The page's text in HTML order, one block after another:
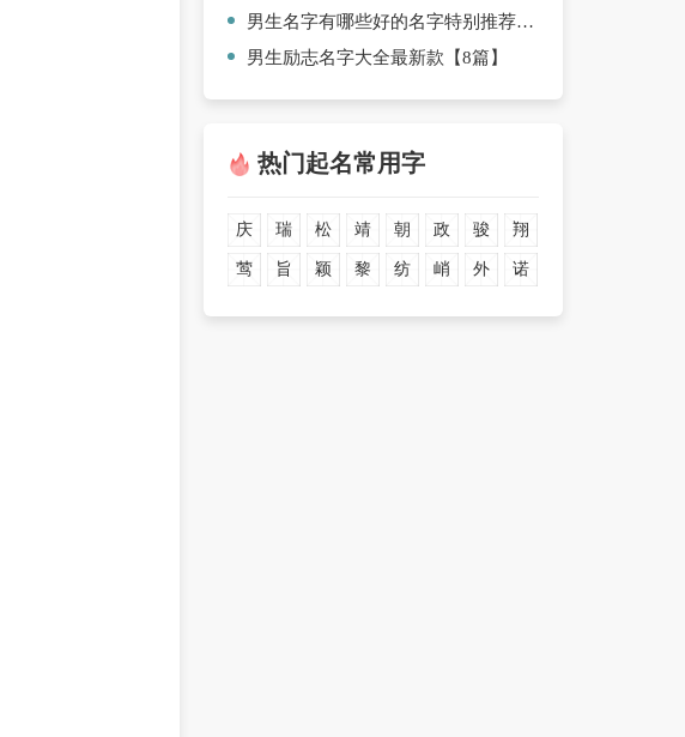
男生名字有哪些好的名字特别推荐【六篇】
男生励志名字大全最新款【8篇】
热门起名常用字
庆 瑞 松 靖 朝 政 骏 翔
莺 旨 颖 黎 纺 峭 外 诺